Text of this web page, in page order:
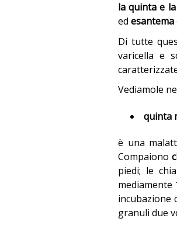
la quinta e
ed esantema
Di tutte
varicella e
Vediamole
quinta
è una
Compaiono
piedi; le
mediamente
incubazione
granuli due